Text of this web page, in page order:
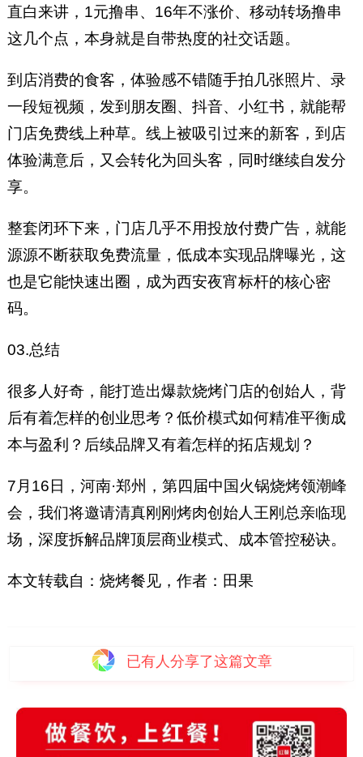
直白来讲，1元撸串、16年不涨价、移动转场撸串
这几个点，本身就是自带热度的社交话题。
到店消费的食客，体验感不错随手拍几张照片、录
一段短视频，发到朋友圈、抖音、小红书，就能帮
门店免费线上种草。线上被吸引过来的新客，到店
体验满意后，又会转化为回头客，同时继续自发分
享。
整套闭环下来，门店几乎不用投放付费广告，就能
源源不断获取免费流量，低成本实现品牌曝光，这
也是它能快速出圈，成为西安夜宵标杆的核心密
码。
03.总结
很多人好奇，能打造出爆款烧烤门店的创始人，背
后有着怎样的创业思考？低价模式如何精准平衡成
本与盈利？后续品牌又有着怎样的拓店规划？
7月16日，河南·郑州，第四届中国火锅烧烤领潮峰
会，我们将邀请清真刚刚烤肉创始人王刚总亲临现
场，深度拆解品牌顶层商业模式、成本管控秘诀。
本文转载自：烧烤餐见，作者：田果
已有人分享了这篇文章